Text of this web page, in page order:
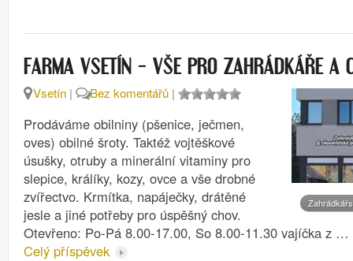
FARMA VSETÍN – VŠE PRO ZAHRÁDKÁŘE A
Vsetín | Bez komentářů |
Prodáváme obilniny (pšenice, ječmen,
oves) obilné šroty. Taktéž vojtěškové
úsušky, otruby a minerální vitaminy pro
slepice, králíky, kozy, ovce a vše drobné
zvířectvo. Krmítka, napáječky, drátěné
jesle a jiné potřeby pro úspěšný chov.
Otevřeno: Po-Pá 8.00-17.00, So 8.00-11.30 vajíčka z …
Celý příspěvek